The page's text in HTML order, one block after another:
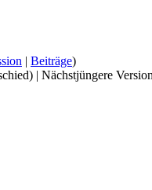
| Beiträge)
| Nächstjüngere